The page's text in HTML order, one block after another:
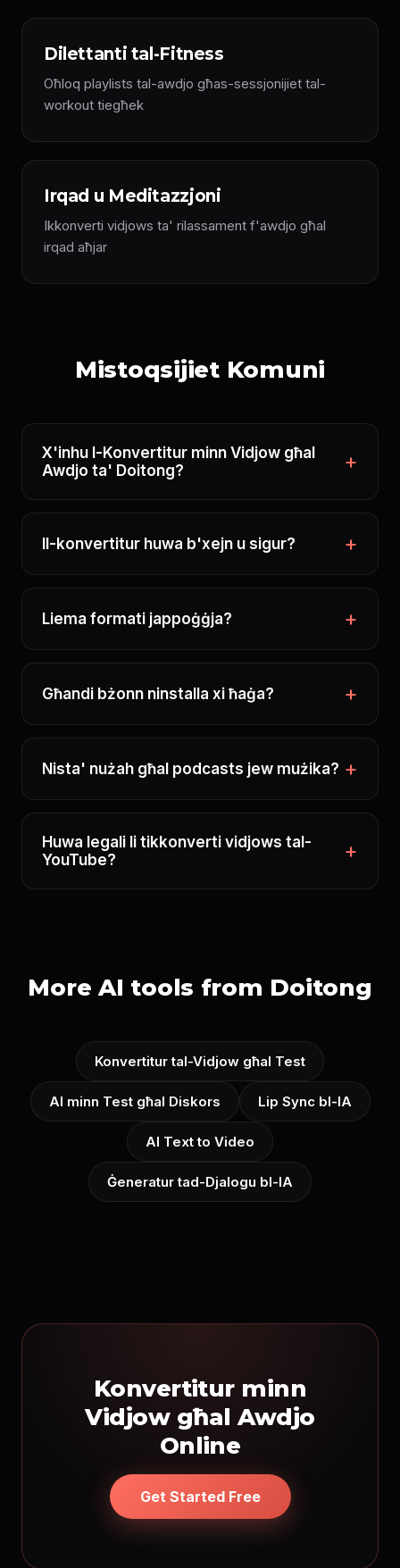
Dilettanti tal-Fitness
Oħloq playlists tal-awdjo għas-sessjonijiet tal-
workout tiegħek
Irqad u Meditazzjoni
Ikkonverti vidjows ta' rilassament f'awdjo għal
irqad aħjar
Mistoqsijiet Komuni
X'inhu l-Konvertitur minn Vidjow għal
Awdjo ta' Doitong?
Il-konvertitur huwa b'xejn u sigur?
Liema formati jappoġġja?
Għandi bżonn ninstalla xi ħaġa?
Nista' nużah għal podcasts jew mużika?
Huwa legali li tikkonverti vidjows tal-
YouTube?
More AI tools from Doitong
Konvertitur tal-Vidjow għal Test
AI minn Test għal Diskors Lip Sync bl-IA
AI Text to Video
Ġeneratur tad-Djalogu bl-IA
Konvertitur minn
Vidjow għal Awdjo
Online
Get Started Free